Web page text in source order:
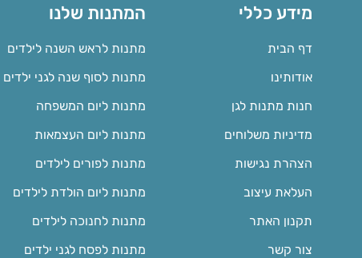
מידע כללי
דף הבית
אודותינו
חנות מתנות לגן
מדיניות משלוחים
הצהרת נגישות
העלאת עיצוב
תקנון האתר
צור קשר
המתנות שלנו
מתנות לראש השנה לילדים
מתנות לסוף שנה לגני ילדים
מתנות ליום המשפחה
מתנות ליום העצמאות
מתנות לפורים לילדים
מתנות ליום הולדת לילדים
מתנות לחנוכה לילדים
מתנות לפסח לגני ילדים